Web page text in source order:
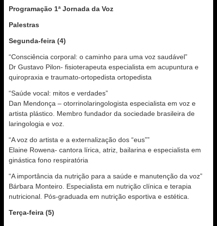
Programação 1ª Jornada da Voz
Palestras
Segunda-feira (4)
“Consciência corporal: o caminho para uma voz saudável”
Dr Gustavo Pilon- fisioterapeuta especialista em acupuntura e
quiropraxia e traumato-ortopedista ortopedista
“Saúde vocal: mitos e verdades”
Dan Mendonça – otorrinolaringologista especialista em voz e
artista plástico. Membro fundador da sociedade brasileira de
laringologia e voz.
“A voz do artista e a externalização dos “eus””
Elaine Rowena- cantora lírica, atriz, bailarina e especialista em
ginástica fono respiratória
“A importância da nutrição para a saúde e manutenção da voz”
Bárbara Monteiro. Especialista em nutrição clínica e terapia
nutricional. Pós-graduada em nutrição esportiva e estética.
Terça-feira (5)